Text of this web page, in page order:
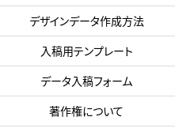
デザインデータ作成方法
入稿用テンプレート
データ入稿フォーム
著作権について